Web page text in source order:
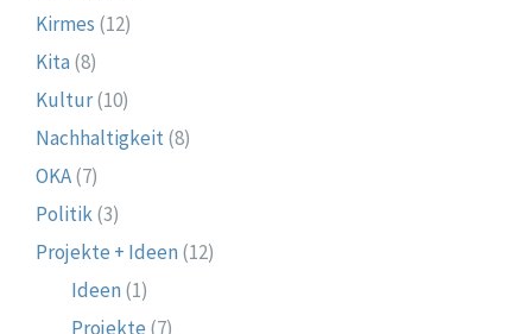
Kirmes (12)
Kita (8)
Kultur(10)
Nachhaltigkeit(8)
OKA(7)
Politik(3)
Projekte + Ideen (12)
Ideen (1)
Projekte (7)